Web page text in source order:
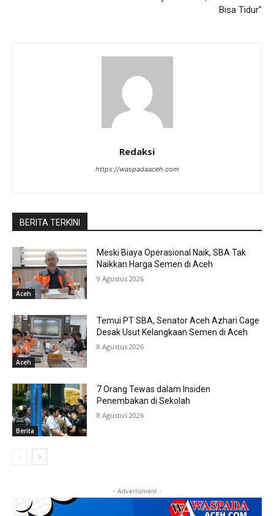
Bisa Tidur”
Redaksi
https://waspadaaceh.com
BERITA TERKINI
Aceh
Meski Biaya Operasional Naik, SBA Tak
Naikkan Harga Semen di Aceh
9 Agustus 2026
Aceh
Temui PT SBA, Senator Aceh Azhari Cage
Desak Usut Kelangkaan Semen di Aceh
8 Agustus 2026
Berita
7 Orang Tewas dalam Insiden
Penembakan di Sekolah
8 Agustus 2026
- Advertisment -